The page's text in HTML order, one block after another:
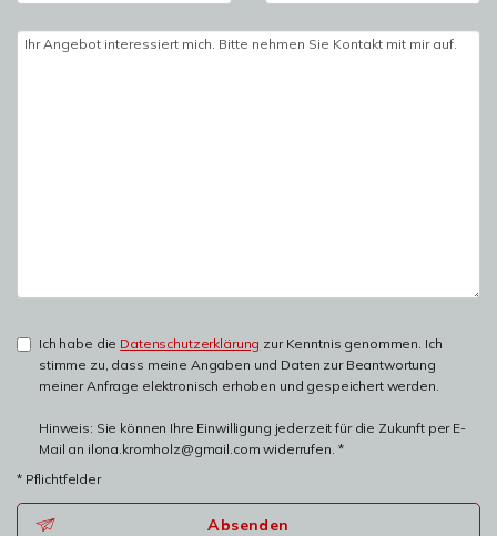
Ich habe die Datenschutzerklärung zur Kenntnis genommen. Ich
stimme zu, dass meine Angaben und Daten zur Beantwortung
meiner Anfrage elektronisch erhoben und gespeichert werden.
Hinweis: Sie können Ihre Einwilligung jederzeit für die Zukunft per E-
Mail an ilona.kromholz@gmail.com widerrufen. *
* Pflichtfelder
Absenden